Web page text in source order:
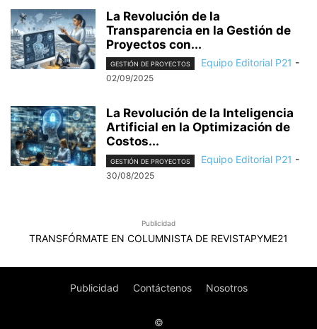
La Revolución de la
Transparencia en la Gestión de
Proyectos con...
GESTIÓN DE PROYECTOS Equipo Editorial P21 -
02/09/2025
La Revolución de la Inteligencia
Artificial en la Optimización de
Costos...
GESTIÓN DE PROYECTOS Equipo Editorial P21 -
30/08/2025
Publicidad
TRANSFÓRMATE EN COLUMNISTA DE REVISTAPYME21
Publicidad Contáctenos Nosotros
©